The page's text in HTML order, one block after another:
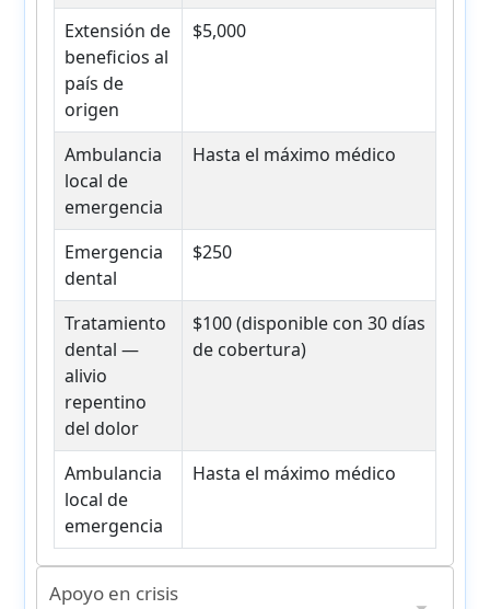
Extensión de
beneficios al
país de
origen
$5,000
Ambulancia
local de
emergencia
Hasta el máximo médico
Emergencia
dental
$250
Tratamiento
dental —
alivio
repentino
del dolor
$100 (disponible con 30 días
de cobertura)
Ambulancia
local de
emergencia
Hasta el máximo médico
Apoyo en crisis